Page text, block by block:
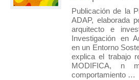
Publicación de la
ADAP, elaborada
arquitecto e
Investigación en
en un Entorno
explica el trabajo
MODIFICA, n
comportamiento …